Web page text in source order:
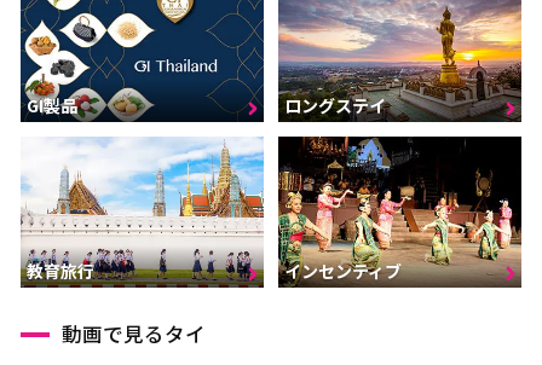
GI製品 ロングステイ
教育旅行 インセンティブ
動画で見るタイ